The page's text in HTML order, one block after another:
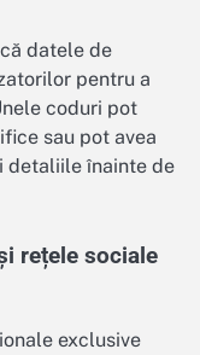
datele de
pentru a
coduri pot
sau pot avea
detaliile înainte de
rețele sociale
exclusive